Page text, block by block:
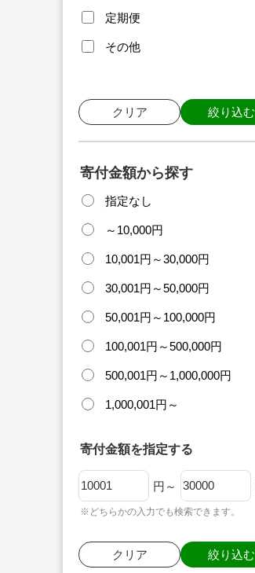
定期便
その他
クリア 絞り込む
寄付金額から探す
指定なし
～10,000円
10,001円～30,000円
30,001円～50,000円
50,001円～100,000円
100,001円～500,000円
500,001円～1,000,000円
1,000,001円～
寄付金額を指定する
円～
※どちらかの入力でも検索できます。
クリア 絞り込む